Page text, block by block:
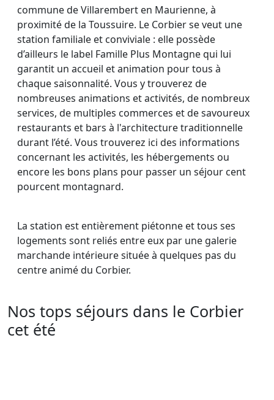
commune de Villarembert en Maurienne, à
proximité de la Toussuire. Le Corbier se veut une
station familiale et conviviale : elle possède
d’ailleurs le label Famille Plus Montagne qui lui
garantit un accueil et animation pour tous à
chaque saisonnalité. Vous y trouverez de
nombreuses animations et activités, de nombreux
services, de multiples commerces et de savoureux
restaurants et bars à l'architecture traditionnelle
durant l’été. Vous trouverez ici des informations
concernant les activités, les hébergements ou
encore les bons plans pour passer un séjour cent
pourcent montagnard.
La station est entièrement piétonne et tous ses
logements sont reliés entre eux par une galerie
marchande intérieure située à quelques pas du
centre animé du Corbier.
Nos tops séjours dans le Corbier
cet été